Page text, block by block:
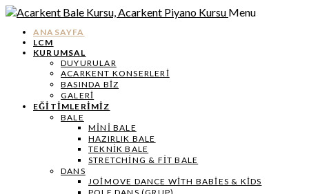
Menu
ANASAYFA
LCM
KURUMSAL
DUYURULAR
ACARKENT KONSERLERİ
BASINDA BİZ
GALERİ
EĞİTİMLERİMİZ
BALE
MİNİ BALE
HAZIRLIK BALE
TEKNIK BALE
STRETCHING & FIT BALE
DANS
JOIMOVE DANCE WITH BABIES & KIDS